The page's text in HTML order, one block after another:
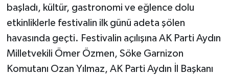
başladı, kültür, gastronomi ve eğlence dolu
etkinliklerle festivalin ilk günü adeta şölen
havasında geçti. Festivalin açılışına AK Parti Aydın
Milletvekili Ömer Özmen, Söke Garnizon
Komutanı Ozan Yılmaz, AK Parti Aydın İl Başkanı